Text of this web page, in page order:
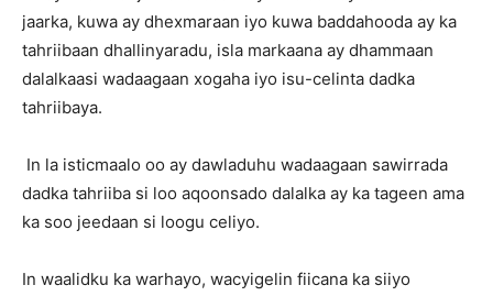
jaarka, kuwa ay dhexmaraan iyo kuwa baddahooda ay ka
tahriibaan dhallinyaradu, isla markaana ay dhammaan
dalalkaasi wadaagaan xogaha iyo isu-celinta dadka
tahriibaya.
In la isticmaalo oo ay dawladuhu wadaagaan sawirrada
dadka tahriiba si loo aqoonsado dalalka ay ka tageen ama
ka soo jeedaan si loogu celiyo.
In waalidku ka warhayo, wacyigelin fiicana ka siiyo